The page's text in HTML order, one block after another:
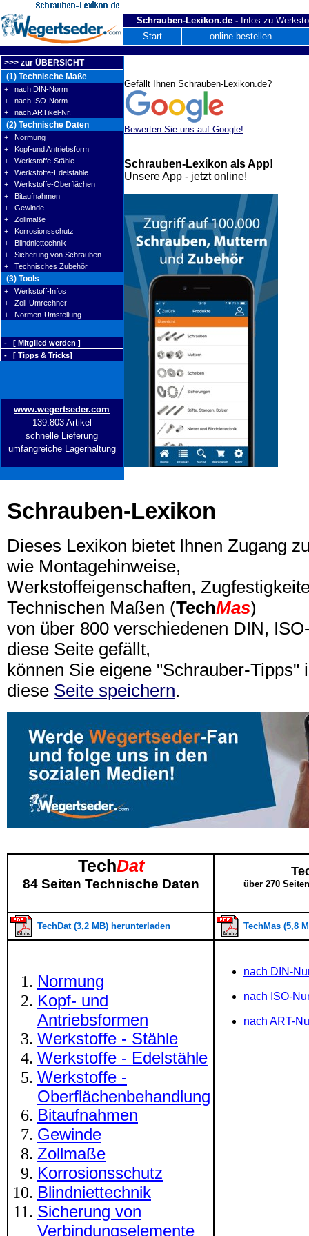
Schrauben-Lexikon.de - Infos zu
Start
online bestellen
>>> zur ÜBERSICHT
(1) Technische Maße
+ nach DIN-Norm
+ nach ISO-Norm
+ nach ARTikel-Nr.
(2) Technische Daten
+ Normung
+ Kopf-und Antriebsform
+ Werkstoffe-Stähle
+ Werkstoffe-Edelstähle
+ Werkstoffe-Oberflächen
+ Bitaufnahmen
+ Gewinde
+ Zollmaße
+ Korrosionsschutz
+ Blindniettechnik
+ Sicherung von Schrauben
+ Technisches Zubehör
(3) Tools
+ Werkstoff-Infos
+ Zoll-Umrechner
+ Normen-Umstellung
- [ Mitglied werden ]
- [ Tipps & Tricks]
www.wegertseder.com
139.803 Artikel
schnelle Lieferung
umfangreiche Lagerhaltung
Schrauben-Lexikon
Dieses Lexikon bietet Ihnen Zugang
wie Montagehinweise,
Werkstoffeigenschaften,
Technischen Maßen (TechMas)
von über 800 verschiedenen DIN,
diese Seite gefällt,
können Sie eigene "Schrauber-Tipps"
diese Seite speichern.
TechDat
84 Seiten Technische Daten über 270
TechDat (3,2 MB) herunterladen TechMas (5,8
Normung
Kopf- und
Antriebsformen
Werkstoffe - Stähle
Werkstoffe - Edelstähle
Werkstoffe -
Oberflächenbehandlung
Bitaufnahmen
Gewinde
Zollmaße
Korrosionsschutz
Blindniettechnik
Sicherung von
Verbindungselemente
nach DIN-
nach ISO-
nach ART-
Gefällt Ihnen Schrauben-Lexikon.de?
Bewerten Sie uns auf Google!
Schrauben-Lexikon als App!
Unsere App - jetzt online!